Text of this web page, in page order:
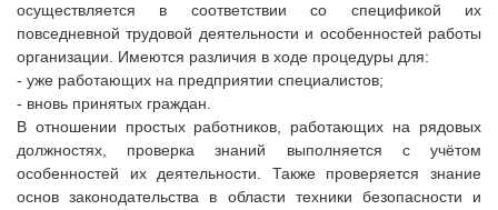
осуществляется в соответствии со спецификой их
повседневной трудовой деятельности и особенностей работы
организации. Имеются различия в ходе процедуры для:
- уже работающих на предприятии специалистов;
- вновь принятых граждан.
В отношении простых работников, работающих на рядовых
должностях, проверка знаний выполняется с учётом
особенностей их деятельности. Также проверяется знание
основ законодательства в области техники безопасности и